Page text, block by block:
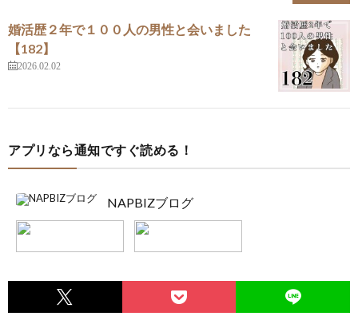
婚活歴２年で１００人の男性と会いました
【182】
2026.02.02
アプリなら通知ですぐ読める！
NAPBIZブログ